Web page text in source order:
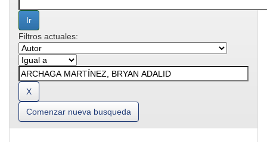
Filtros actuales:
Comenzar nueva busqueda